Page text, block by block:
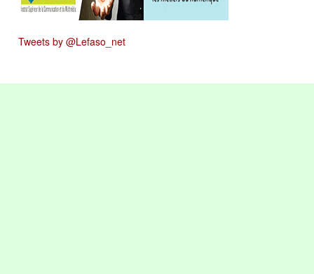
Tweets by @Lefaso_net